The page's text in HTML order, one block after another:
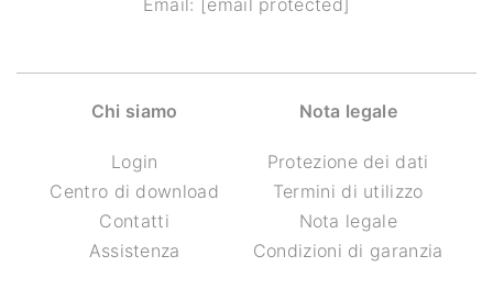
Email: [email protected]
Chi siamo
Login
Centro di download
Contatti
Assistenza
Nota legale
Protezione dei dati
Termini di utilizzo
Nota legale
Condizioni di garanzia